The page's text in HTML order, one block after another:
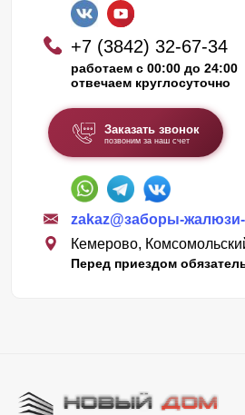
+7 (3842) 32-67-34
работаем с 00:00 до 24:00
отвечаем круглосуточно
Заказать звонок
позвоним за наш счет
zakaz@заборы-
Кемерово,
Перед приездом